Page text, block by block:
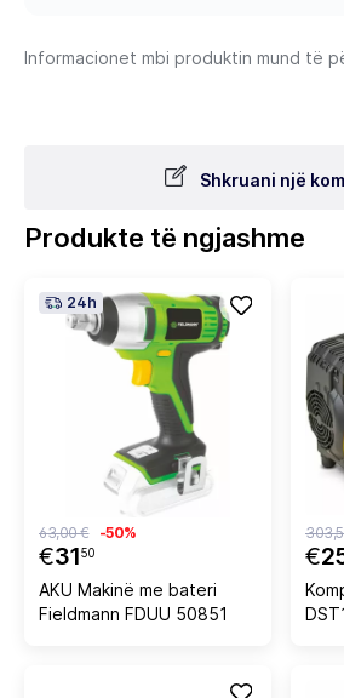
Informacionet mbi produktin mund të
Shkruani një
Produkte të ngjashme
24h
€3150
63,00 € -50%
AKU Makinë me bateri
Fieldmann FDUU 50851
€